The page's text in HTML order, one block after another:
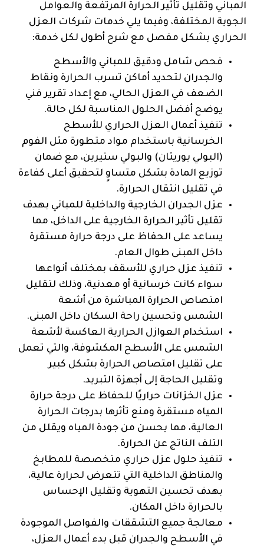
المباني وتقليل تأثير الحرارة المرتفعة والعوامل
الجوية المختلفة، وفيما يلي خدمات شركات العزل
الحراري بشكل مفصل مع شرح أطول لكل خدمة:
فحص شامل ودقيق للمباني والأسطح
والجدران لتحديد أماكن تسرب الحرارة ونقاط
الضعف في العزل الحالي، مع إعداد تقرير فني
يوضح أفضل الحلول المناسبة لكل حالة.
تنفيذ أعمال العزل الحراري للأسطح
الخرسانية باستخدام مواد متطورة مثل الفوم
(البولي يوريثان) والبولي ستيرين، مع ضمان
توزيع المادة بشكل متساوٍ لتحقيق أعلى كفاءة
في تقليل انتقال الحرارة.
عزل الجدران الخارجية والداخلية للمباني بهدف
تقليل تأثير الحرارة الخارجية على الداخل، مما
يساعد على الحفاظ على درجة حرارة مستقرة
داخل المبنى طوال العام.
تنفيذ عزل حراري للأسقف بمختلف أنواعها
سواء كانت خرسانية أو معدنية، وذلك لتقليل
امتصاص الحرارة المباشرة من أشعة
الشمس وتحسين راحة السكان داخل المبنى.
استخدام العوازل الحرارية العاكسة لأشعة
الشمس على الأسطح المكشوفة، والتي تعمل
على تقليل امتصاص الحرارة بشكل كبير
وتقليل الحاجة إلى أجهزة التبريد.
عزل الخزانات حراريًا للحفاظ على درجة حرارة
المياه مستقرة ومنع تأثرها بدرجات الحرارة
العالية، مما يحسن من جودة المياه ويقلل من
التلف الناتج عن الحرارة.
تنفيذ حلول عزل حراري متخصصة للمطابخ
والمناطق الداخلية التي تتعرض لحرارة عالية،
بهدف تحسين التهوية وتقليل الإحساس
بالحرارة داخل المكان.
معالجة جميع التشققات والفواصل الموجودة
في الأسطح والجدران قبل بدء أعمال العزل،